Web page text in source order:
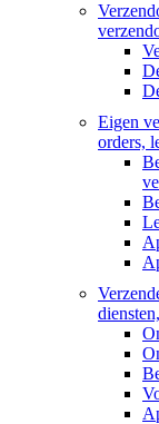
Eigen
orders,